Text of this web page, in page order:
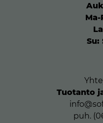
Ma-
Su:
Tuotanto
puh.